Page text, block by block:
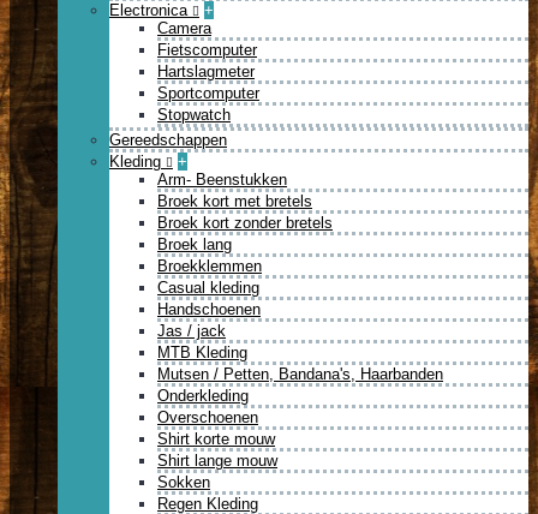
Electronica
+
Camera
Fietscomputer
Hartslagmeter
Sportcomputer
Stopwatch
Gereedschappen
Kleding
+
Arm- Beenstukken
Broek kort met bretels
Broek kort zonder bretels
Broek lang
Broekklemmen
Casual kleding
Handschoenen
Jas / jack
MTB Kleding
Mutsen / Petten, Bandana's, Haarbanden
Onderkleding
Overschoenen
Shirt korte mouw
Shirt lange mouw
Sokken
Regen Kleding